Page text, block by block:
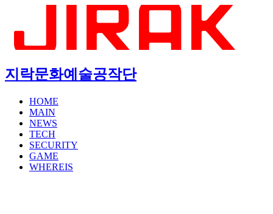
지락문화예술공작단
HOME
MAIN
NEWS
TECH
SECURITY
GAME
WHEREIS